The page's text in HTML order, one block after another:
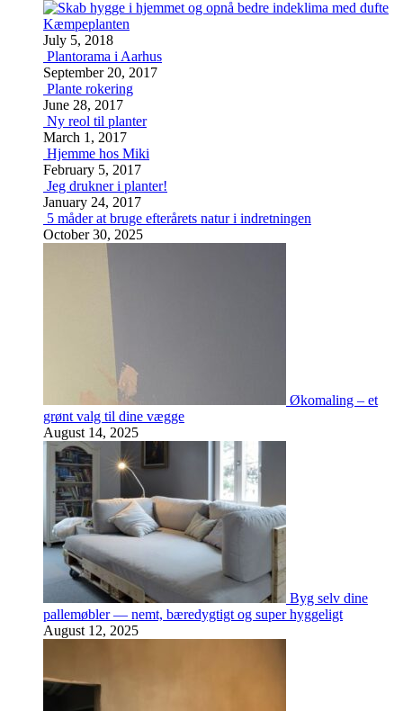
Kæmpeplanten
July 5, 2018
Plantorama i Aarhus
September 20, 2017
Plante rokering
June 28, 2017
Ny reol til planter
March 1, 2017
Hjemme hos Miki
February 5, 2017
Jeg drukner i planter!
January 24, 2017
5 måder at bruge efterårets natur i indretningen
October 30, 2025
Økomaling – et
grønt valg til dine vægge
August 14, 2025
Byg selv dine
pallemøbler — nemt, bæredygtigt og super hyggeligt
August 12, 2025